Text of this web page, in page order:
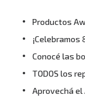
Productos
¡Celebramos
Conocé las
TODOS los
Aprovechá el